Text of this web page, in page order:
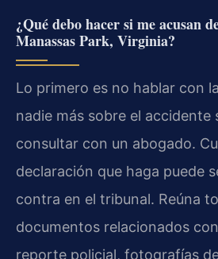
¿Qué debo hacer si me acusan
Manassas Park, Virginia?
Lo primero es no hablar con
nadie más sobre el accidente
consultar con un abogado.
declaración que haga puede
contra en el tribunal. Reúna
documentos relacionados
reporte policial, fotografías